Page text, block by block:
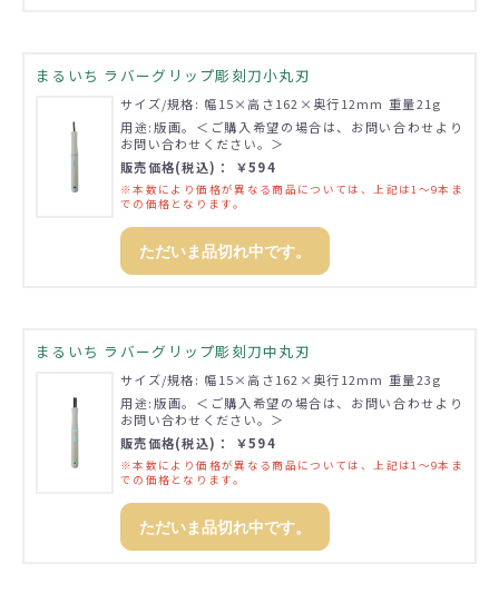
まるいち ラバーグリップ彫刻刀小丸刃
サイズ/規格: 幅15×高さ162×奥行12mm 重量21g
用途:版画。＜ご購入希望の場合は、お問い合わせより
お問い合わせください。＞
販売価格(税込)： ￥594
※本数により価格が異なる商品については、上記は1～9本ま
での価格となります。
ただいま品切れ中です。
まるいち ラバーグリップ彫刻刀中丸刃
サイズ/規格: 幅15×高さ162×奥行12mm 重量23g
用途:版画。＜ご購入希望の場合は、お問い合わせより
お問い合わせください。＞
販売価格(税込)： ￥594
※本数により価格が異なる商品については、上記は1～9本ま
での価格となります。
ただいま品切れ中です。